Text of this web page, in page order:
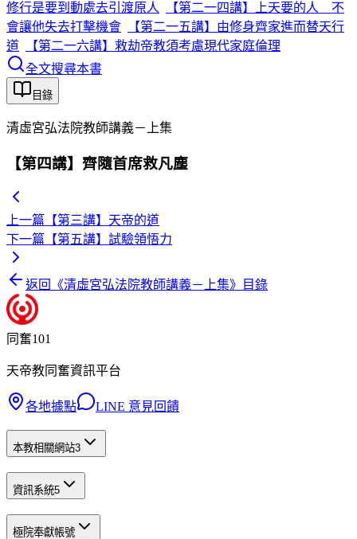
修行是要到動處去引渡原人
【第二一四講】上天要的人 不
會讓他失去打擊機會
【第二一五講】由修身齊家進而替天行
道
【第二一六講】救劫帝教須考慮現代家庭倫理
全文搜尋本書
目錄
清虛宮弘法院教師講義－上集
【第四講】齊隨首席救凡塵
上一篇 【第三講】天帝的道
下一篇 【第五講】試驗領悟力
返回《清虛宮弘法院教師講義－上集》目錄
同奮101
天帝教同奮資訊平台
各地據點 LINE 意見回饋
本教相關網站3
資訊系統5
極院奉獻帳號